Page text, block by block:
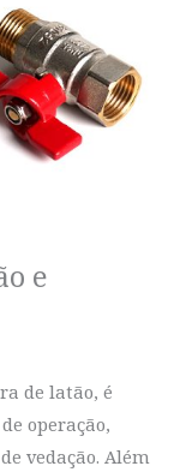
e
de latão, é
operação,
vedação. Além